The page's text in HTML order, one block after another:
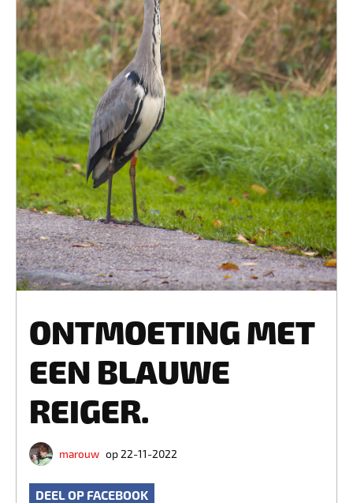
ONTMOETING MET
EEN BLAUWE
REIGER.
marouw op 22-11-2022
DEEL OP FACEBOOK